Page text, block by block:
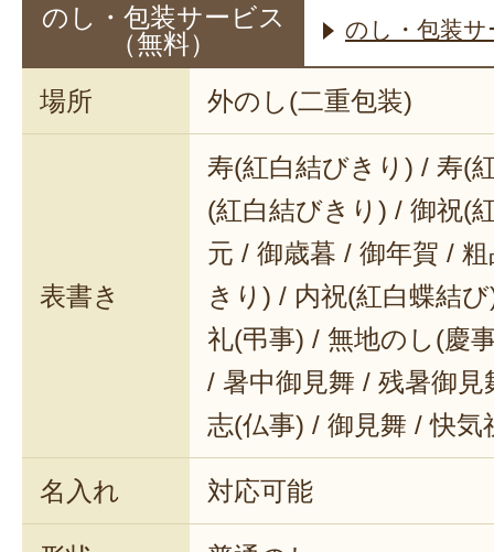
のし・包装サービス
（無料）
のし・包装
場所 外のし(二重包装)
表書き
寿(紅白結びきり) / 寿(
(紅白結びきり) / 御祝(
元 / 御歳暮 / 御年賀 /
きり) / 内祝(紅白蝶結
礼(弔事) / 無地のし(慶
/ 暑中御見舞 / 残暑御
志(仏事) / 御見舞 / 快気
名入れ 対応可能